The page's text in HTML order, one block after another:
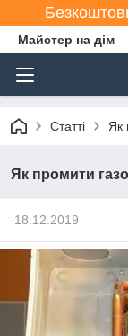
Майстер на дім
Статті Як
Як промити
18.12.2019